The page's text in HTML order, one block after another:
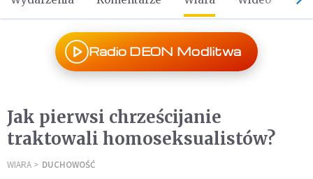
Radio DEON Modlitwa
Jak pierwsi chrześcijanie
traktowali homoseksualistów?
WIARA DUCHOWOŚĆ